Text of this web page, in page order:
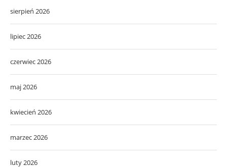
sierpień 2026
lipiec 2026
czerwiec 2026
maj 2026
kwiecień 2026
marzec 2026
luty 2026